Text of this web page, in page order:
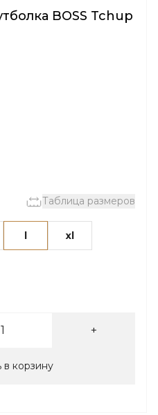
BOSS Tchup
Таблица размеров
l xl
+
в корзину